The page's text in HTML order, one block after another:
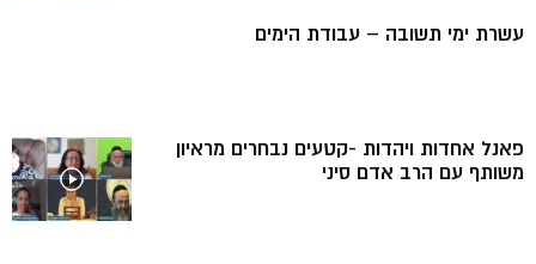
עשרת ימי תשובה – עבודת הימים
פאנל אחדות ויהדות -קטעים נבחרים מראיון
משותף עם הרב אדם סיני